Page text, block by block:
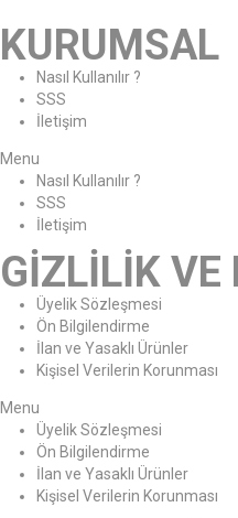
KURUMSAL
Nasıl Kullanılır ?
SSS
İletişim
Menu
Nasıl Kullanılır ?
SSS
İletişim
GİZLİLİK VE
Üyelik Sözleşmesi
Ön Bilgilendirme
İlan ve Yasaklı Ürünler
Kişisel Verilerin Korunması
Menu
Üyelik Sözleşmesi
Ön Bilgilendirme
İlan ve Yasaklı Ürünler
Kişisel Verilerin Korunması